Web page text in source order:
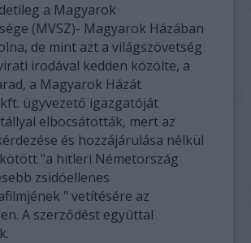
a Magyarok
(MVSZ)- Magyarok Házában
de mint azt a világszövetség
irodával kedden közölte, a
a Magyarok Házát
ügyvezető igazgatóját
elbocsátották, mert az
és hozzájárulása nélkül
"a hitleri Németország
zsidóellenes
" vetítésére az
A szerződést egyúttal